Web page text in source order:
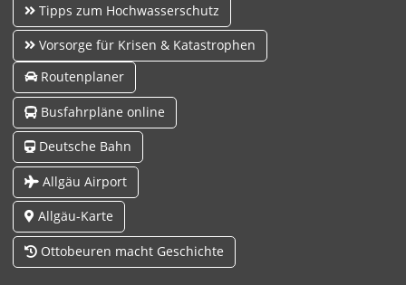
Tipps zum Hochwasserschutz
Vorsorge für Krisen & Katastrophen
Routenplaner
Busfahrpläne online
Deutsche Bahn
Allgäu Airport
Allgäu-Karte
Ottobeuren macht Geschichte